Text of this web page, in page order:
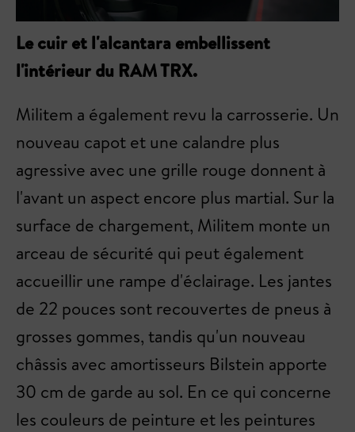
Le cuir et l'alcantara embellissent
l'intérieur du RAM TRX.
Militem a également revu la carrosserie. Un
nouveau capot et une calandre plus
agressive avec une grille rouge donnent à
l'avant un aspect encore plus martial. Sur la
surface de chargement, Militem monte un
arceau de sécurité qui peut également
accueillir une rampe d'éclairage. Les jantes
de 22 pouces sont recouvertes de pneus à
grosses gommes, tandis qu'un nouveau
châssis avec amortisseurs Bilstein apporte
30 cm de garde au sol. En ce qui concerne
les couleurs de peinture et les peintures